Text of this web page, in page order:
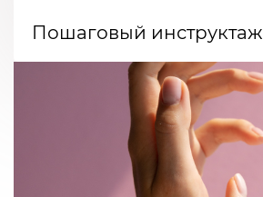
Пошаговый инструктаж